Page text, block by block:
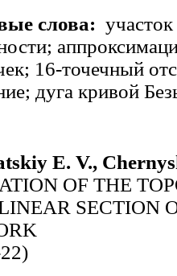
слова:
16-точечный
дуга кривой
E. V.,
OF THE
SECTION